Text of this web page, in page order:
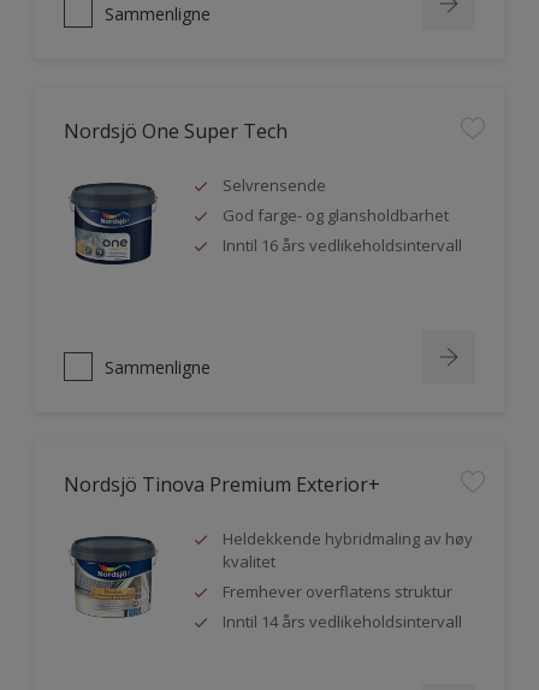
Sammenligne
Nordsjö One Super Tech
Selvrensende
God farge- og glansholdbarhet
Inntil 16 års vedlikeholdsintervall
Sammenligne
Nordsjö Tinova Premium Exterior+
Heldekkende hybridmaling av høy
kvalitet
Fremhever overflatens struktur
Inntil 14 års vedlikeholdsintervall